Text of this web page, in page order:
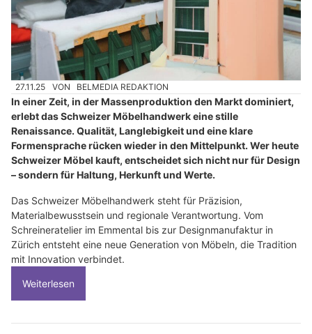
27.11.25 VON BELMEDIA REDAKTION
In einer Zeit, in der Massenproduktion den Markt dominiert,
erlebt das Schweizer Möbelhandwerk eine stille
Renaissance. Qualität, Langlebigkeit und eine klare
Formensprache rücken wieder in den Mittelpunkt. Wer heute
Schweizer Möbel kauft, entscheidet sich nicht nur für Design
– sondern für Haltung, Herkunft und Werte.
Das Schweizer Möbelhandwerk steht für Präzision,
Materialbewusstsein und regionale Verantwortung. Vom
Schreineratelier im Emmental bis zur Designmanufaktur in
Zürich entsteht eine neue Generation von Möbeln, die Tradition
mit Innovation verbindet.
Weiterlesen